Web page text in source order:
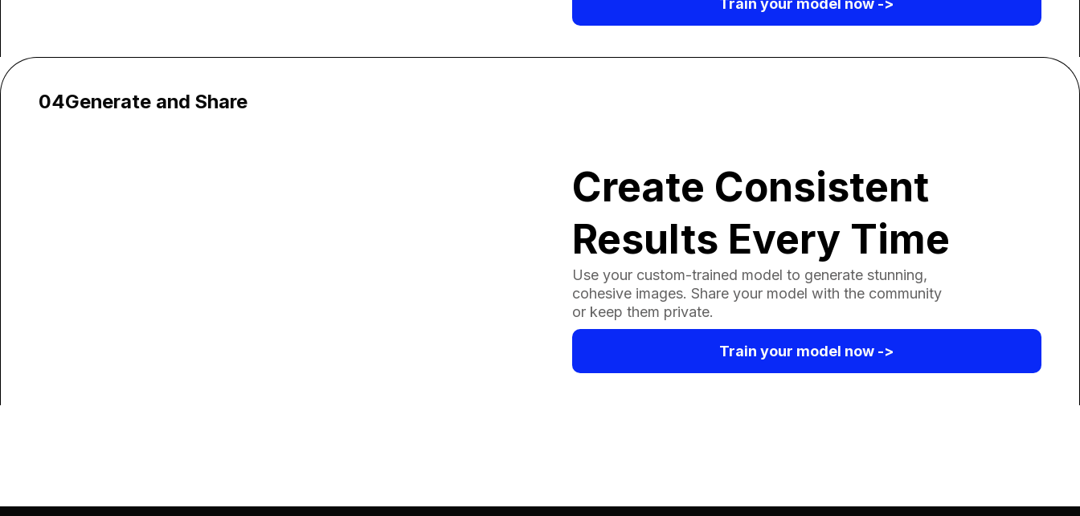
Train your model now ->
04Generate and Share
Create Consistent
Results Every Time
Use your custom-trained model to generate stunning,
cohesive images. Share your model with the community
or keep them private.
Train your model now ->